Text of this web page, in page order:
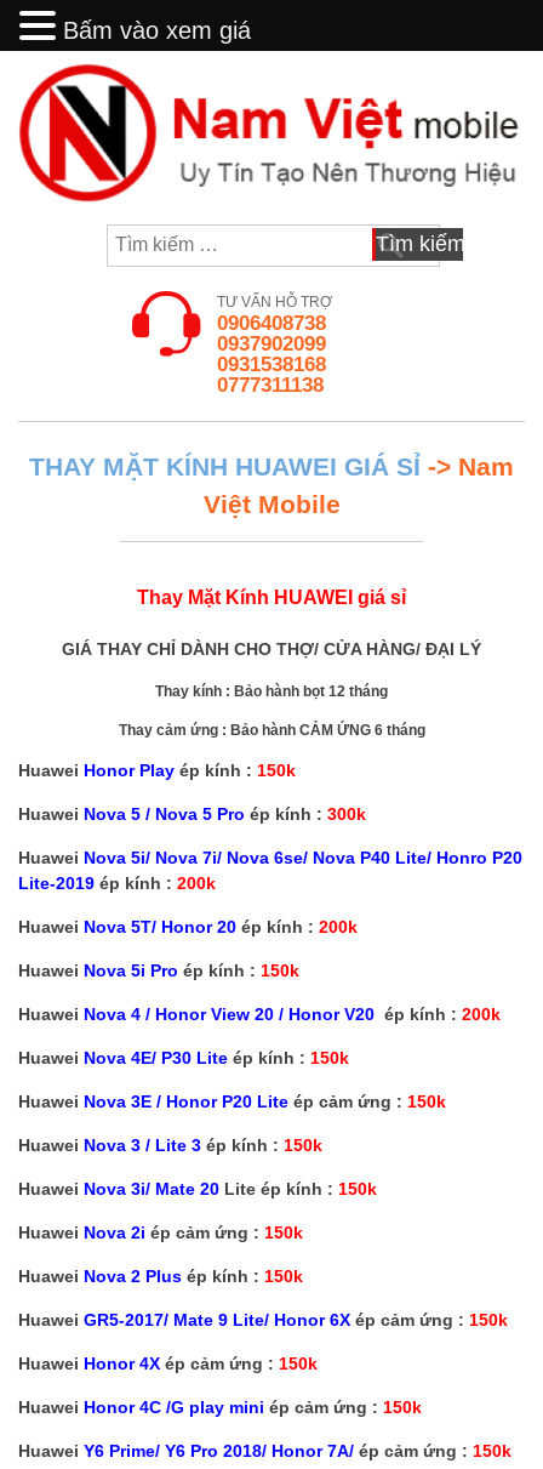
content
TƯ VẤN HỖ TRỢ
0906408738
0937902099
0931538168
0777311138
THAY MẶT KÍNH HUAWEI GIÁ SỈ -> Nam
Việt Mobile
Thay Mặt Kính HUAWEI giá sỉ
GIÁ THAY CHỈ DÀNH CHO THỢ/ CỬA HÀNG/ ĐẠI LÝ
Thay kính : Bảo hành bọt 12 tháng
Thay cảm ứng : Bảo hành CẢM ỨNG 6 tháng
Huawei Honor Play ép kính : 150k
Huawei Nova 5 / Nova 5 Pro ép kính : 300k
Huawei Nova 5i/ Nova 7i/ Nova 6se/ Nova P40 Lite/ Honro P20
Lite-2019 ép kính : 200k
Huawei Nova 5T/ Honor 20 ép kính : 200k
Huawei Nova 5i Pro ép kính : 150k
Huawei Nova 4 / Honor View 20 / Honor V20 ép kính : 200k
Huawei Nova 4E/ P30 Lite ép kính : 150k
Huawei Nova 3E / Honor P20 Lite ép cảm ứng : 150k
Huawei Nova 3 / Lite 3 ép kính : 150k
Huawei Nova 3i/ Mate 20 Lite ép kính : 150k
Huawei Nova 2i ép cảm ứng : 150k
Huawei Nova 2 Plus ép kính : 150k
Huawei GR5-2017/ Mate 9 Lite/ Honor 6X ép cảm ứng : 150k
Huawei Honor 4X ép cảm ứng : 150k
Huawei Honor 4C /G play mini ép cảm ứng : 150k
Huawei Y6 Prime/ Y6 Pro 2018/ Honor 7A/ ép cảm ứng : 150k
Bấm vào xem giá
Bấm vào xem giá